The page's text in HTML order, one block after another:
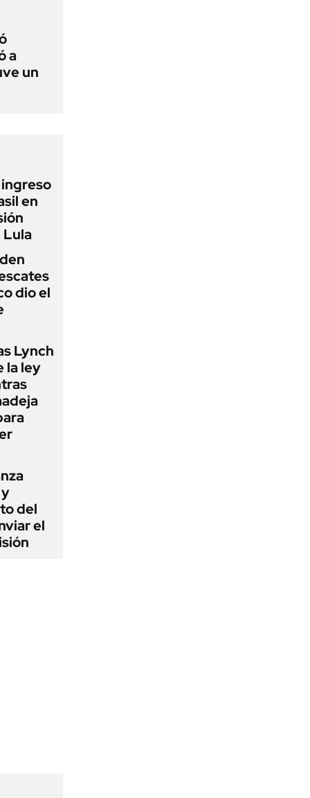
a
un
en
dio el
Lynch
la ley
del
el